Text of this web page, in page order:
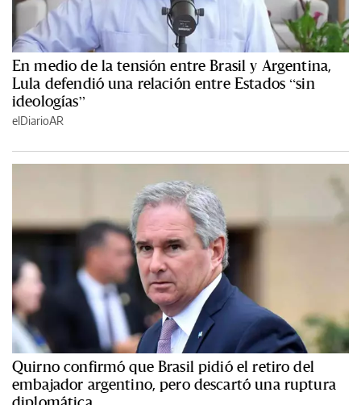
En medio de la tensión entre Brasil y Argentina,
Lula defendió una relación entre Estados “sin
ideologías”
elDiarioAR
Quirno confirmó que Brasil pidió el retiro del
embajador argentino, pero descartó una ruptura